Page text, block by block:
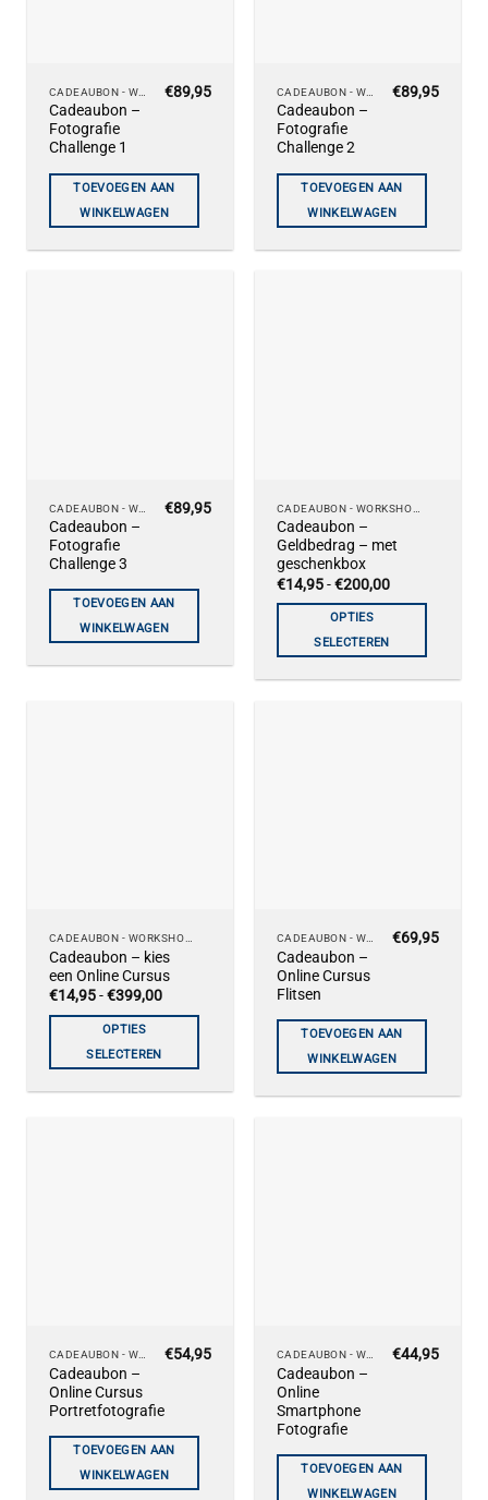
Cadeaubon –
Fotografie
Challenge 1
€89,95
TOEVOEGEN AAN
WINKELWAGEN
Cadeaubon –
Fotografie
Challenge 2
€89,95
TOEVOEGEN AAN
WINKELWAGEN
Cadeaubon –
Fotografie
Challenge 3
€89,95
TOEVOEGEN AAN
WINKELWAGEN
Cadeaubon –
Geldbedrag – met
geschenkbox
€14,95 - €200,00Prijsklasse:
OPTIES
SELECTEREN
Dit
product
heeft
meerdere
variaties.
CADEAUBON - WORKSHOPS
Cadeaubon – kies
een Online Cursus
€14,95 - €399,00Prijsklasse:
tot
OPTIES
SELECTEREN
Dit
product
heeft
variaties.
CADEAUBON - WORKSHOPS
Cadeaubon –
Online Cursus
Flitsen
€69,95
TOEVOEGEN AAN
WINKELWAGEN
CADEAUBON - WORKSHOPS
Cadeaubon –
Online Cursus
Portretfotografie
€54,95
TOEVOEGEN AAN
WINKELWAGEN
CADEAUBON - WORKSHOPS
Cadeaubon –
Online
Smartphone
Fotografie
€44,95
TOEVOEGEN AAN
WINKELWAGEN